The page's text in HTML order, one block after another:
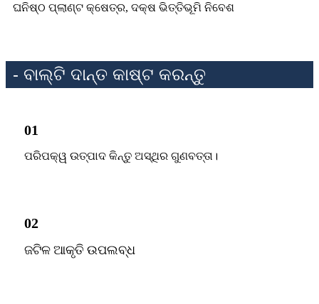
ଘନିଷ୍ଠ ପ୍ଲାଣ୍ଟ କ୍ଷେତ୍ର, ଦକ୍ଷ ଭିତ୍ତିଭୂମି ନିବେଶ
- ବାଲ୍ଟି ଦାନ୍ତ କାଷ୍ଟ କରନ୍ତୁ
01
ପରିପକ୍ୱ ଉତ୍ପାଦ କିନ୍ତୁ ଅସ୍ଥିର ଗୁଣବତ୍ତା।
02
ଜଟିଳ ଆକୃତି ଉପଲବ୍ଧ